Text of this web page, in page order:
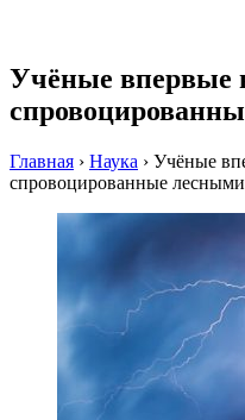
Учёные впервые
Главная › Наука › Учёные
спровоцированные